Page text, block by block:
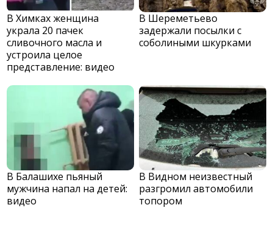
В Химках женщина
украла 20 пачек
сливочного масла и
устроила целое
представление: видео
В Шереметьево
задержали посылки с
соболиными шкурками
В Балашихе пьяный
мужчина напал на детей:
видео
В Видном неизвестный
разгромил автомобили
топором